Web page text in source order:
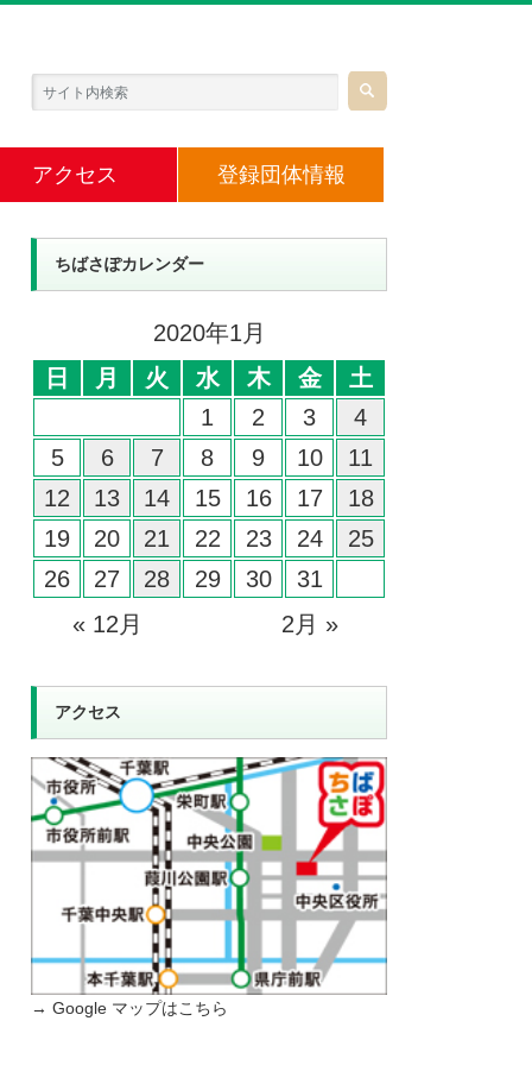
アクセス 登録団体情報
ちばさぽカレンダー
2020年1月
日
月 火 水 木 金 土
« 12月 2月 »
1 2 3
4
5
6 7 8 9 10
11
12
13 14 15 16 17
18
19
20 21 22 23 24
25
26
27 28 29 30 31
アクセス
→ Google マップはこちら